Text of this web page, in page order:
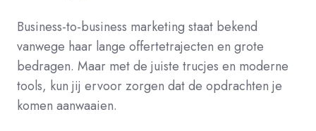
Business-to-business marketing staat bekend
vanwege haar lange offertetrajecten en grote
bedragen. Maar met de juiste trucjes en moderne
tools, kun jij ervoor zorgen dat de opdrachten je
komen aanwaaien.